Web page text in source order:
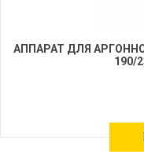
АППАРАТ ДЛЯ
190/